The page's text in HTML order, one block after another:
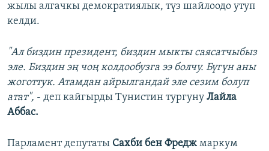
жылы алгачкы демократиялык, түз шайлоодо утуп
келди.
"Ал биздин президент, биздин мыкты саясатчыбыз
эле. Биздин эң чоң колдообузга ээ болчу. Бүгүн аны
жоготтук. Атамдан айрылгандай эле сезим болуп
атат", - деп кайгырды Тунистин тургуну Лайла
Аббас.
Парламент депутаты Сахби бен Фредж маркум